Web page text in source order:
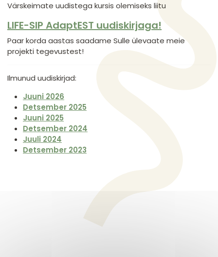
Värskeimate uudistega kursis olemiseks liitu
LIFE-SIP AdaptEST uudiskirjaga!
Paar korda aastas saadame Sulle ülevaate meie
projekti tegevustest!
Ilmunud uudiskirjad:
Juuni 2026
Detsember 2025
Juuni 2025
Detsember 2024
Juuli 2024
Detsember 2023